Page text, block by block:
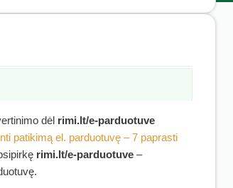
dėl rimi.lt/e-parduotuve
patikimą el. parduotuvę – 7 paprasti
rimi.lt/e-parduotuve –